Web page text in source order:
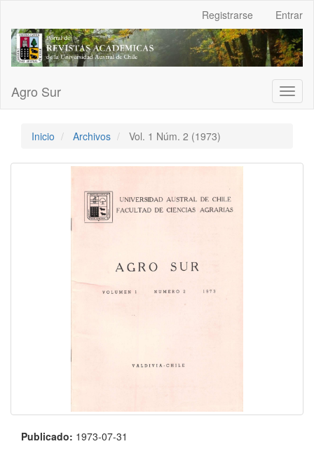
Contenido
principal
Barra
Registrarse Entrar
Agro Sur
Inicio Archivos Vol. 1 Núm. 2 (1973)
Publicado: 1973-07-31